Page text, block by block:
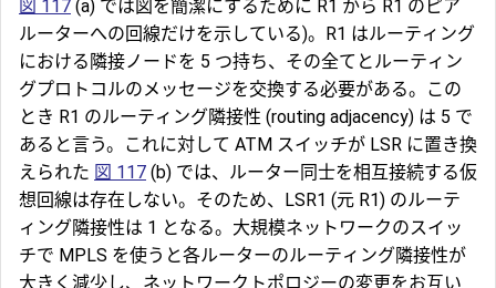
図 117 (a) では図を簡潔にするために R1 から R1 のピア
ルーターへの回線だけを示している)。R1 はルーティング
における隣接ノードを 5 つ持ち、その全てとルーティン
グプロトコルのメッセージを交換する必要がある。この
とき R1 のルーティング隣接性 (routing adjacency) は 5 で
あると言う。これに対して ATM スイッチが LSR に置き換
えられた 図 117 (b) では、ルーター同士を相互接続する仮
想回線は存在しない。そのため、LSR1 (元 R1) のルーテ
ィング隣接性は 1 となる。大規模ネットワークのスイッ
チで MPLS を使うと各ルーターのルーティング隣接性が
大きく減少し、ネットワークトポロジーの変更をお互い